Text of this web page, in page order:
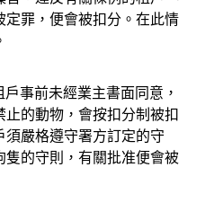
罪，便會被扣分。在此情
事前未經業主書面同意，
的動物，會按扣分制被扣
須嚴格遵守署方訂定的守
隻的守則，有關批准便會被